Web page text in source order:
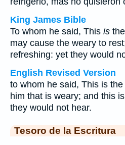
King James Bible
To whom he said, This is
may cause the weary to
refreshing: yet they would
English Revised Version
to whom he said, This is
him that is weary; and this
they would not hear.
Tesoro de la Escritura